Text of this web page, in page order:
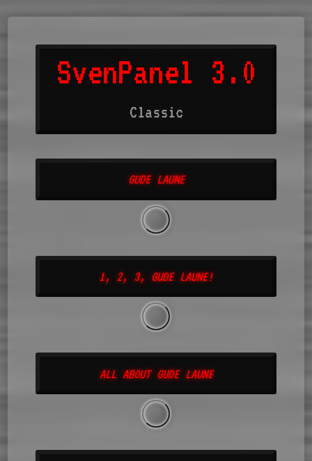
SvenPanel 3.0
Classic
GUDE LAUNE
1, 2, 3, GUDE LAUNE!
ALL ABOUT GUDE LAUNE